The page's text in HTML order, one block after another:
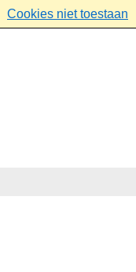
Cookies niet toestaan